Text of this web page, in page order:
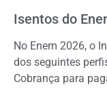
Isentos do
No Enem 2026, o
dos seguintes
Cobrança para